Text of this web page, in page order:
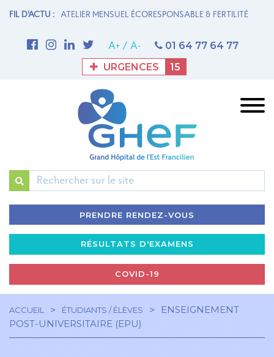
FIL D'ACTU :
MATERNITÉ ATELIER MENSUEL ÉCORESPONSABLE & FERTILITÉ
A+ / A-
01 64 77 64 77
URGENCES
15
PRENDRE RENDEZ-VOUS
RÉSULTATS D'EXAMENS
COVID-19
Navigation
Fil
ACCUEIL ÉTUDIANTS / ÉLÈVES
ENSEIGNEMENT
POST-UNIVERSITAIRE (EPU)